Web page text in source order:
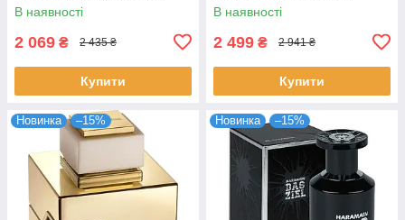
В наявності
2 069 ₴ 2 435 ₴
Купити
В наявності
2 499 ₴ 2 941 ₴
Купити
Новинка –15% Новинка –15%